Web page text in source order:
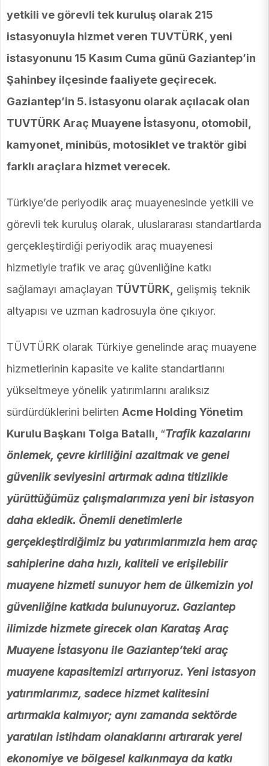
yetkili ve görevli tek kuruluş olarak 215
istasyonuyla hizmet veren TUVTÜRK, yeni
istasyonunu 15 Kasım Cuma günü Gaziantep’in
Şahinbey ilçesinde faaliyete geçirecek.
Gaziantep’in 5. istasyonu olarak açılacak olan
TUVTÜRK Araç Muayene İstasyonu, otomobil,
kamyonet, minibüs, motosiklet ve traktör gibi
farklı araçlara hizmet verecek.
Türkiye’de periyodik araç muayenesinde yetkili ve
görevli tek kuruluş olarak, uluslararası standartlarda
gerçekleştirdiği periyodik araç muayenesi
hizmetiyle trafik ve araç güvenliğine katkı
sağlamayı amaçlayan TÜVTÜRK,
gelişmiş teknik
altyapısı ve uzman kadrosuyla öne çıkıyor.
TÜVTÜRK olarak Türkiye genelinde araç muayene
hizmetlerinin kapasite ve kalite standartlarını
yükseltmeye yönelik yatırımlarını aralıksız
sürdürdüklerini belirten Acme Holding Yönetim
Kurulu Başkanı Tolga Batallı, “Trafik kazalarını
önlemek, çevre kirliliğini azaltmak ve genel
güvenlik seviyesini artırmak adına titizlikle
yürüttüğümüz çalışmalarımıza yeni bir istasyon
daha ekledik. Önemli denetimlerle
gerçekleştirdiğimiz bu yatırımlarımızla hem araç
sahiplerine daha hızlı, kaliteli ve erişilebilir
muayene hizmeti sunuyor hem de ülkemizin yol
güvenliğine katkıda bulunuyoruz. Gaziantep
ilimizde hizmete girecek olan Karataş Araç
Muayene İstasyonu ile Gaziantep’teki araç
muayene kapasitemizi artırıyoruz. Yeni istasyon
yatırımlarımız, sadece hizmet kalitesini
artırmakla kalmıyor; aynı zamanda sektörde
yaratılan istihdam olanaklarını artırarak yerel
ekonomiye ve bölgesel kalkınmaya da katkı